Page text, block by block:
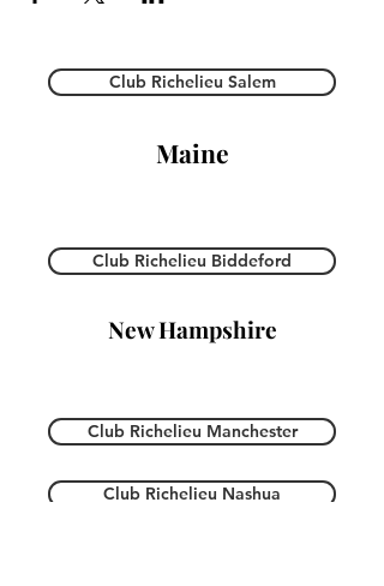
Club Richelieu Salem
Maine
Club Richelieu Biddeford
New Hampshire
Club Richelieu Manchester
Club Richelieu Nashua